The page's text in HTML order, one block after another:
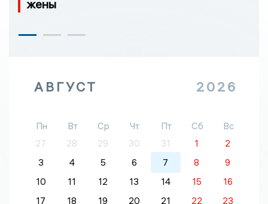
жены
АВГУСТ 2026
Пн Вт Ср Чт Пт Сб
Вс
27
28 29 30 31 1
2
3
4 5 6 7 8
9
10
11 12 13 14 15
16
17
18 19 20 21 22 23